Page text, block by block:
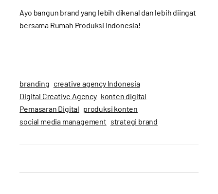
Ayo bangun brand yang lebih dikenal dan lebih diingat
bersama Rumah Produksi Indonesia!
branding creative agency Indonesia
Digital Creative Agency konten digital
Pemasaran Digital produksi konten
social media management strategi brand